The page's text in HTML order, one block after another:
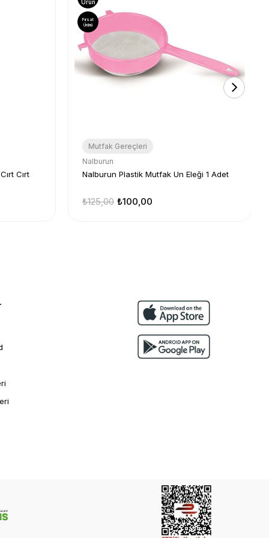
Cırt
Mutfak Gereçleri
Nalburun
Nalburun Plastik Mutfak Un Eleği 1 Adet
₺100,00
₺125,00
Ürün
Fırsat
Ürünü